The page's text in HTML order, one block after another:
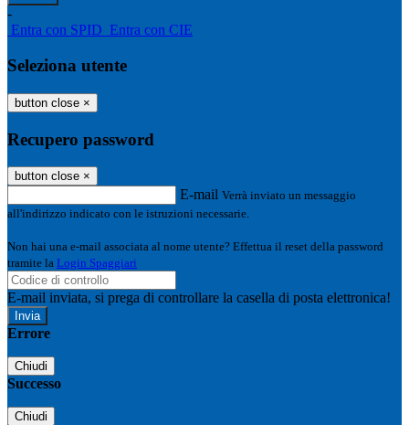
-
Entra con SPID Entra con CIE
Seleziona utente
button close ×
Recupero password
button close ×
E-mail Verrà inviato un messaggio
all'indirizzo indicato con le istruzioni necessarie.
Non hai una e-mail associata al nome utente? Effettua il reset della password
tramite la Login Spaggiari
E-mail inviata, si prega di controllare la casella di posta elettronica!
Errore
Chiudi
Successo
Chiudi